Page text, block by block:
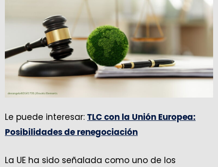
Le puede interesar: TLC con la Unión Europea:
Posibilidades de renegociación
La UE ha sido señalada como uno de los